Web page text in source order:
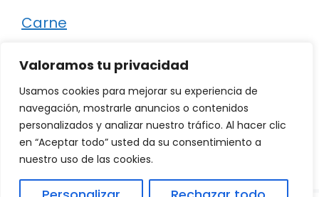
Valoramos tu privacidad
Usamos cookies para mejorar su experiencia de
navegación, mostrarle anuncios o contenidos
personalizados y analizar nuestro tráfico. Al hacer clic
en “Aceptar todo” usted da su consentimiento a
nuestro uso de las cookies.
Carne
Otro
Pescado
Recetas